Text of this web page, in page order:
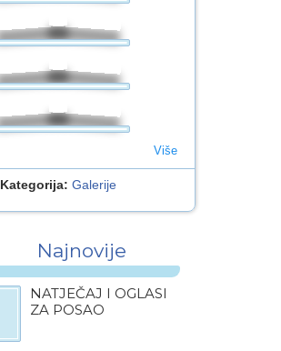
Više
Kategorija: Galerije
Najnovije
NATJEČAJ I OGLASI
ZA POSAO